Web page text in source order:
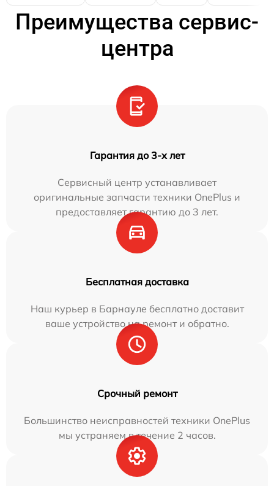
Преимущества сервис-
центра
Гарантия до 3-х лет
Сервисный центр устанавливает
оригинальные запчасти техники OnePlus и
предоставляет гарантию до 3 лет.
Бесплатная доставка
Наш курьер в Барнауле бесплатно доставит
ваше устройство на ремонт и обратно.
Срочный ремонт
Большинство неисправностей техники OnePlus
мы устраняем в течение 2 часов.